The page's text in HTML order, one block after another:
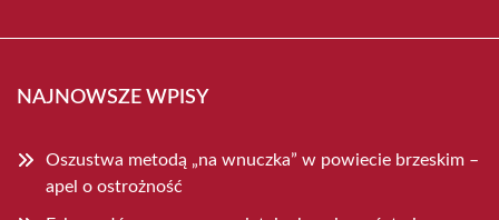
NAJNOWSZE WPISY
Oszustwa metodą „na wnuczka” w powiecie brzeskim –
apel o ostrożność